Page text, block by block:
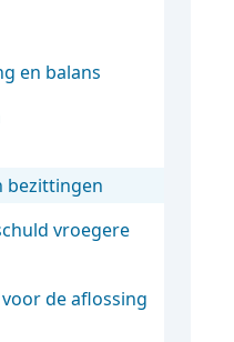
en balans
bezittingen
vroegere
de aflossing